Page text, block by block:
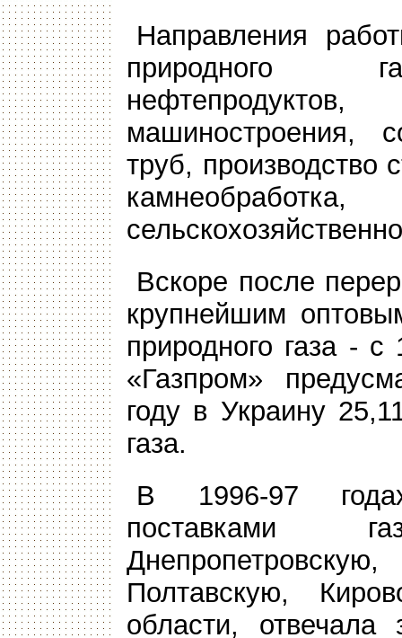
Направления
природного
машиностроения,
труб, производство
Вскоре после
крупнейшим
природного газа -
«Газпром»
году в Украину
газа.
В 1996-97
поставками
Полтавскую,
области,